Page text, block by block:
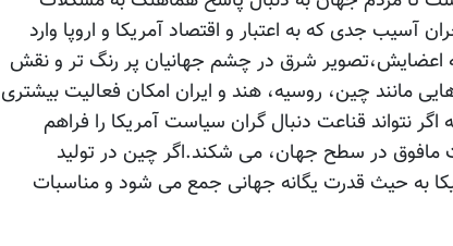
آسیب جدی که به اعتبار و اقتصاد آمریکا و اروپا وارد
به اعضایش،تصویر شرق در چشم جهانیان پر رنگ تر و نقش
مانند چین، روسیه، هند و ایران امکان فعالیت بیشتری
اگر نتواند قناعت دنبال گران سیاست آمریکا را فراهم
مافوق در سطح جهان، می شکند.اگر چین در تولید
به حیث قدرت یگانه جهانی جمع می شود و مناسبات